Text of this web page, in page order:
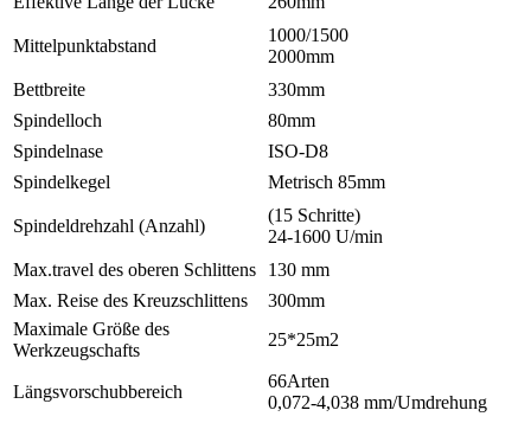
Mittelpunktabstand
1000/1500
2000mm
Bettbreite
330mm
Spindelloch
80mm
Spindelnase
ISO-D8
Spindelkegel
Metrisch 85mm
Spindeldrehzahl (Anzahl)
(15 Schritte)
24-1600 U/min
Max.travel des oberen Schlittens
130 mm
Max. Reise des Kreuzschlittens
300mm
Maximale Größe des
Werkzeugschafts
25*25m2
Längsvorschubbereich
66Arten
0,072-4,038 mm/Umdrehung